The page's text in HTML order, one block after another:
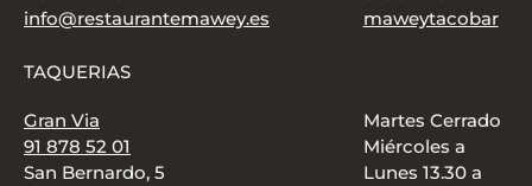
info@restaurantemawey.es
maweytacobar
TAQUERIAS
Gran Via
91 878 52 01
San Bernardo, 5
Martes Cerrado
Miércoles a
Lunes 13.30 a